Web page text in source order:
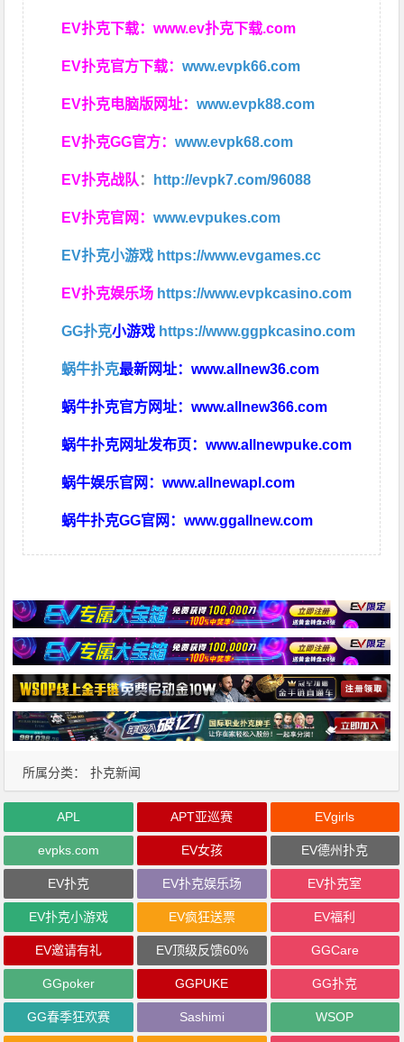
EV扑克下载：www.ev扑克下载.com
EV扑克官方下载：www.evpk66.com
EV扑克电脑版网址：www.evpk88.com
EV扑克GG官方：www.evpk68.com
EV扑克战队 ： http://evpk7.com/96088
EV扑克官网：www.evpukes.com
EV扑克小游戏 https://www.evgames.cc
EV扑克娱乐场 https://www.evpkcasino.com
GG扑克小游戏 https://www.ggpkcasino.com
蜗牛扑克最新网址：www.allnew36.com
蜗牛扑克官方网址：www.allnew366.com
蜗牛扑克网址发布页：www.allnewpuke.com
蜗牛娱乐官网：www.allnewapl.com
蜗牛扑克GG官网：www.ggallnew.com
所属分类： 扑克新闻
APL APT亚巡赛 EVgirls
evpks.com EV女孩 EV德州扑克
EV扑克 EV扑克娱乐场 EV扑克室
EV扑克小游戏 EV疯狂送票 EV福利
EV邀请有礼 EV顶级反馈60% GGCare
GGpoker GGPUKE GG扑克
GG春季狂欢赛 Sashimi WSOP